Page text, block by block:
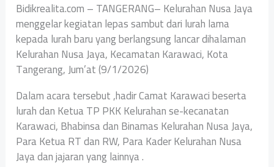
Bidikrealita.com – TANGERANG– Kelurahan Nusa Jaya
menggelar kegiatan lepas sambut dari lurah lama
kepada lurah baru yang berlangsung lancar dihalaman
Kelurahan Nusa Jaya, Kecamatan Karawaci, Kota
Tangerang, Jum’at (9/1/2026)
Dalam acara tersebut ,hadir Camat Karawaci beserta
lurah dan Ketua TP PKK Kelurahan se-kecanatan
Karawaci, Bhabinsa dan Binamas Kelurahan Nusa Jaya,
Para Ketua RT dan RW, Para Kader Kelurahan Nusa
Jaya dan jajaran yang lainnya .